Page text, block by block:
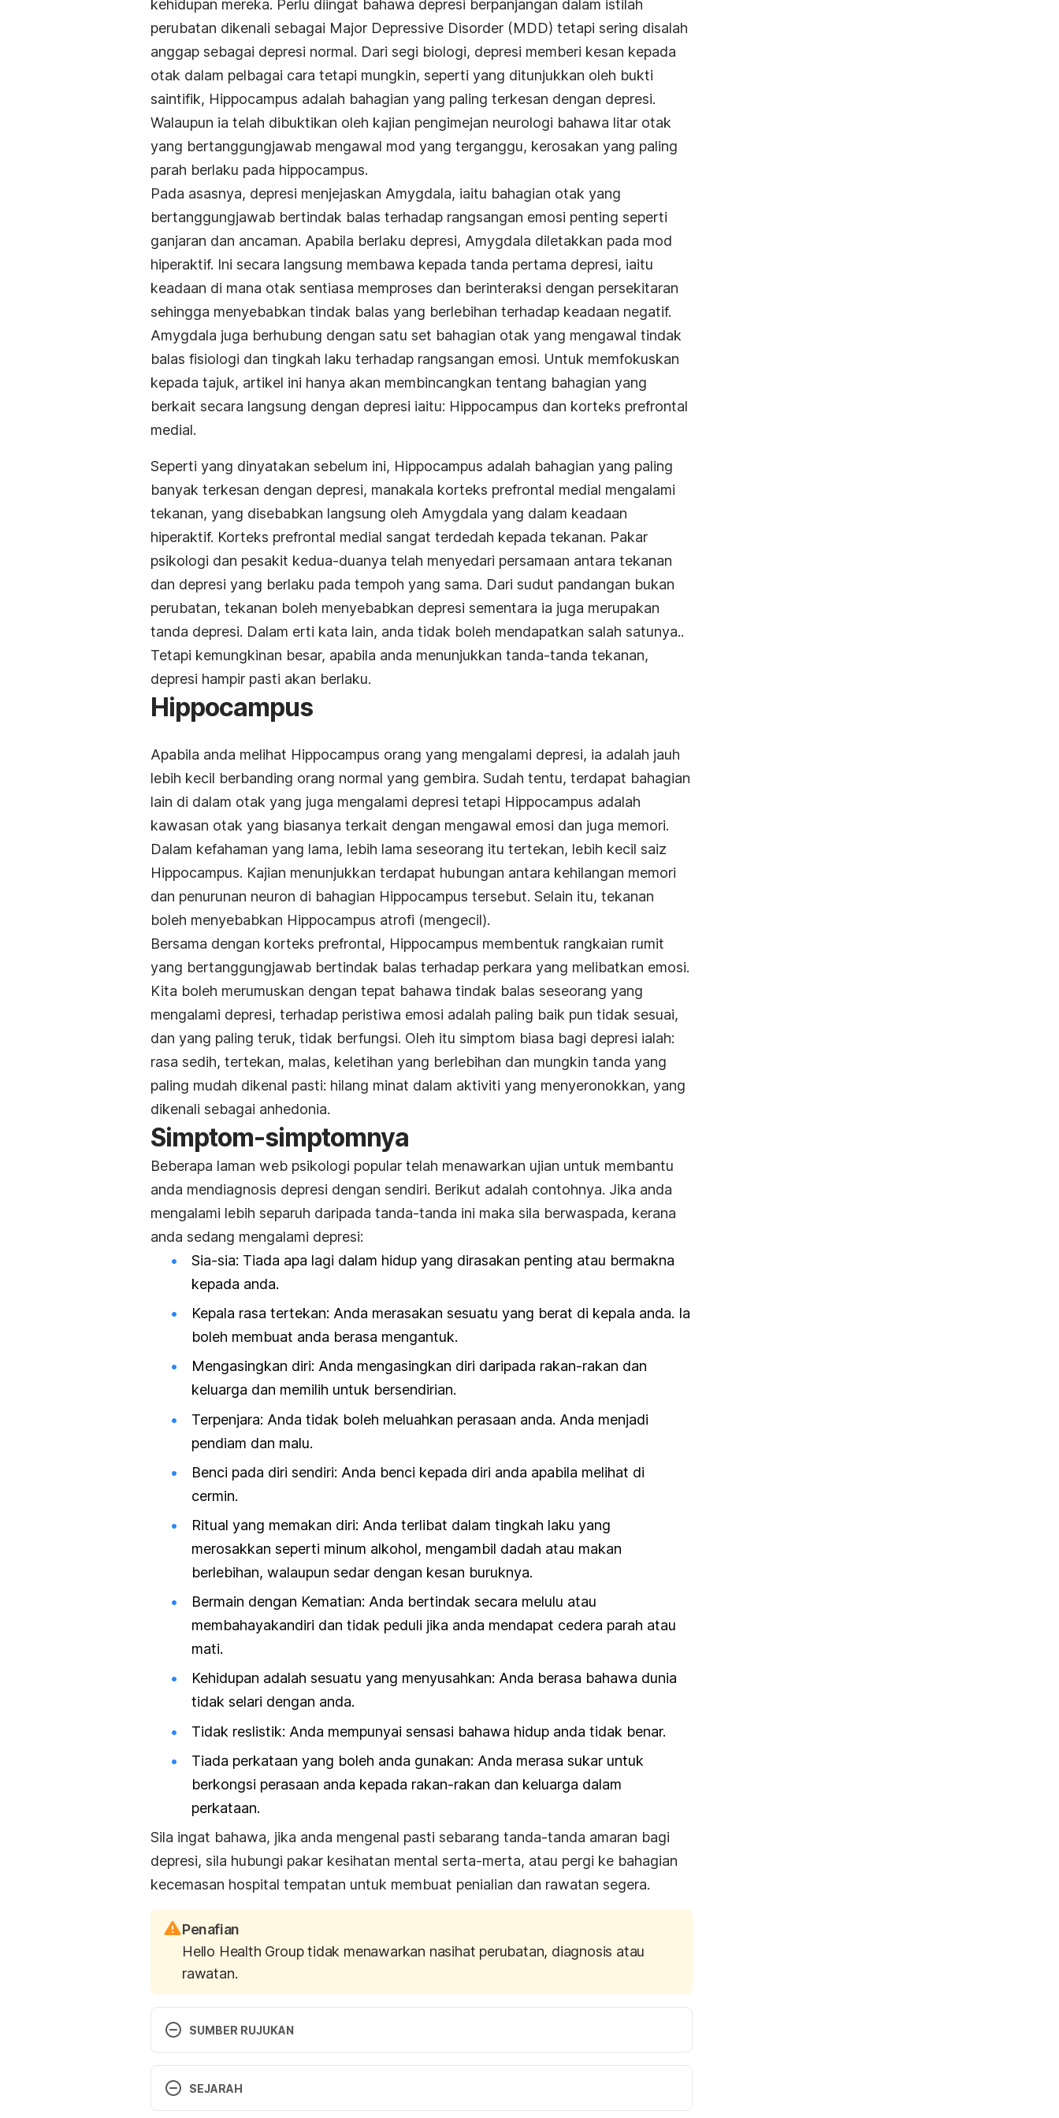
kehidupan mereka. Perlu diingat bahawa depresi berpanjangan dalam istilah
perubatan dikenali sebagai Major Depressive Disorder (MDD) tetapi sering disalah
anggap sebagai depresi normal. Dari segi biologi, depresi memberi kesan kepada
otak dalam pelbagai cara tetapi mungkin, seperti yang ditunjukkan oleh bukti
saintifik, Hippocampus adalah bahagian yang paling terkesan dengan depresi.
Walaupun ia telah dibuktikan oleh kajian pengimejan neurologi bahawa litar otak
yang bertanggungjawab mengawal mod yang terganggu, kerosakan yang paling
parah berlaku pada hippocampus.
Pada asasnya, depresi menjejaskan Amygdala, iaitu bahagian otak yang
bertanggungjawab bertindak balas terhadap rangsangan emosi penting seperti
ganjaran dan ancaman. Apabila berlaku depresi, Amygdala diletakkan pada mod
hiperaktif. Ini secara langsung membawa kepada tanda pertama depresi, iaitu
keadaan di mana otak sentiasa memproses dan berinteraksi dengan persekitaran
sehingga menyebabkan tindak balas yang berlebihan terhadap keadaan negatif.
Amygdala juga berhubung dengan satu set bahagian otak yang mengawal tindak
balas fisiologi dan tingkah laku terhadap rangsangan emosi. Untuk memfokuskan
kepada tajuk, artikel ini hanya akan membincangkan tentang bahagian yang
berkait secara langsung dengan depresi iaitu: Hippocampus dan korteks prefrontal
medial.
Seperti yang dinyatakan sebelum ini, Hippocampus adalah bahagian yang paling
banyak terkesan dengan depresi, manakala korteks prefrontal medial mengalami
tekanan, yang disebabkan langsung oleh Amygdala yang dalam keadaan
hiperaktif. Korteks prefrontal medial sangat terdedah kepada tekanan. Pakar
psikologi dan pesakit kedua-duanya telah menyedari persamaan antara tekanan
dan depresi yang berlaku pada tempoh yang sama. Dari sudut pandangan bukan
perubatan, tekanan boleh menyebabkan depresi sementara ia juga merupakan
tanda depresi. Dalam erti kata lain, anda tidak boleh mendapatkan salah satunya..
Tetapi kemungkinan besar, apabila anda menunjukkan tanda-tanda tekanan,
depresi hampir pasti akan berlaku.
Hippocampus
Apabila anda melihat Hippocampus orang yang mengalami depresi, ia adalah jauh
lebih kecil berbanding orang normal yang gembira. Sudah tentu, terdapat bahagian
lain di dalam otak yang juga mengalami depresi tetapi Hippocampus adalah
kawasan otak yang biasanya terkait dengan mengawal emosi dan juga memori.
Dalam kefahaman yang lama, lebih lama seseorang itu tertekan, lebih kecil saiz
Hippocampus. Kajian menunjukkan terdapat hubungan antara kehilangan memori
dan penurunan neuron di bahagian Hippocampus tersebut. Selain itu, tekanan
boleh menyebabkan Hippocampus atrofi (mengecil).
Bersama dengan korteks prefrontal, Hippocampus membentuk rangkaian rumit
yang bertanggungjawab bertindak balas terhadap perkara yang melibatkan emosi.
Kita boleh merumuskan dengan tepat bahawa tindak balas seseorang yang
mengalami depresi, terhadap peristiwa emosi adalah paling baik pun tidak sesuai,
dan yang paling teruk, tidak berfungsi. Oleh itu simptom biasa bagi depresi ialah:
rasa sedih, tertekan, malas, keletihan yang berlebihan dan mungkin tanda yang
paling mudah dikenal pasti: hilang minat dalam aktiviti yang menyeronokkan, yang
dikenali sebagai anhedonia.
Simptom-simptomnya
Beberapa laman web psikologi popular telah menawarkan ujian untuk membantu
anda mendiagnosis depresi dengan sendiri. Berikut adalah contohnya. Jika anda
mengalami lebih separuh daripada tanda-tanda ini maka sila berwaspada, kerana
anda sedang mengalami depresi:
Sia-sia: Tiada apa lagi dalam hidup yang dirasakan penting atau bermakna
kepada anda.
Kepala rasa tertekan: Anda merasakan sesuatu yang berat di kepala anda. Ia
boleh membuat anda berasa mengantuk.
Mengasingkan diri: Anda mengasingkan diri daripada rakan-rakan dan
keluarga dan memilih untuk bersendirian.
Terpenjara: Anda tidak boleh meluahkan perasaan anda. Anda menjadi
pendiam dan malu.
Benci pada diri sendiri: Anda benci kepada diri anda apabila melihat di
cermin.
Ritual yang memakan diri: Anda terlibat dalam tingkah laku yang
merosakkan seperti minum alkohol, mengambil dadah atau makan
berlebihan, walaupun sedar dengan kesan buruknya.
Bermain dengan Kematian: Anda bertindak secara melulu atau
membahayakandiri dan tidak peduli jika anda mendapat cedera parah atau
mati.
Kehidupan adalah sesuatu yang menyusahkan: Anda berasa bahawa dunia
tidak selari dengan anda.
Tidak reslistik: Anda mempunyai sensasi bahawa hidup anda tidak benar.
Tiada perkataan yang boleh anda gunakan: Anda merasa sukar untuk
berkongsi perasaan anda kepada rakan-rakan dan keluarga dalam
perkataan.
Sila ingat bahawa, jika anda mengenal pasti sebarang tanda-tanda amaran bagi
depresi, sila hubungi pakar kesihatan mental serta-merta, atau pergi ke bahagian
kecemasan hospital tempatan untuk membuat penialian dan rawatan segera.
Penafian
Hello Health Group tidak menawarkan nasihat perubatan, diagnosis atau
rawatan.
SUMBER RUJUKAN
depression#1 Accessed December 12, 2016
SEJARAH